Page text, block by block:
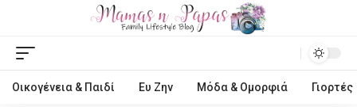
Οικογένεια & Παιδί Ευ Ζην Μόδα & Ομορφιά Γιορτές